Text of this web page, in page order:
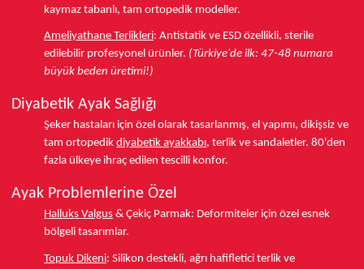
kaymaz tabanlı, tam ortopedik modeller.
Ameliyathane Terlikleri: Antistatik ve ESD özellikli, sterile
edilebilir profesyonel ürünler. (Türkiye'de ilk: 47-48 numara
büyük beden üretimi!)
Diyabetik Ayak Sağlığı
Şeker hastaları için özel olarak tasarlanmış, el yapımı, dikişsiz ve
tam ortopedik diyabetik ayakkabı, terlik ve sandaletler. 80'den
fazla ülkeye ihraç edilen tescilli konfor.
Ayak Problemlerine Özel
Halluks Valgus & Çekiç Parmak: Deformiteler için özel esnek
bölgeli tasarımlar.
Topuk Dikeni: Silikon destekli, ağrı hafifletici terlik ve